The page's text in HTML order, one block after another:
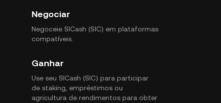
Negociar
Negoceie SICash (SIC) em plataformas
compatíveis.
Ganhar
Use seu SICash (SIC) para participar
de staking, empréstimos ou
agricultura de rendimentos para obter